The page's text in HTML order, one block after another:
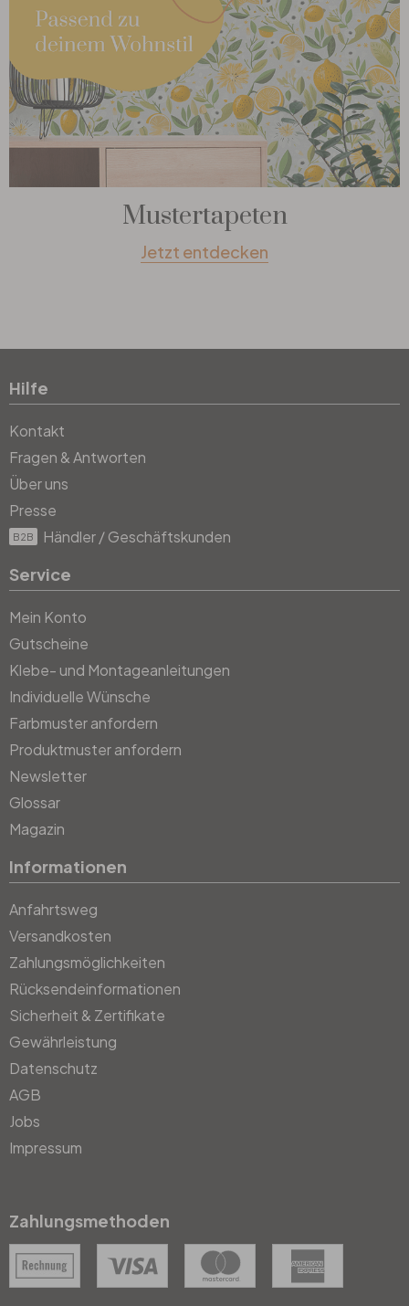
Mustertapeten
Jetzt entdecken
Hilfe
Kontakt
Fragen & Antworten
Über uns
Presse
B2B Händler / Geschäftskunden
Service
Mein Konto
Gutscheine
Klebe- und Montageanleitungen
Individuelle Wünsche
Farbmuster anfordern
Produktmuster anfordern
Newsletter
Glossar
Magazin
Informationen
Anfahrtsweg
Versandkosten
Zahlungsmöglichkeiten
Rücksendeinformationen
Sicherheit & Zertifikate
Gewährleistung
Datenschutz
AGB
Jobs
Impressum
Zahlungsmethoden